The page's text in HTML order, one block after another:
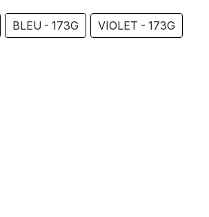
BLEU - 173G VIOLET - 173G